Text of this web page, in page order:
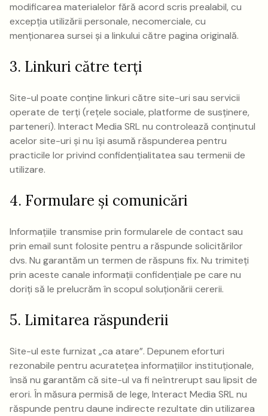
modificarea materialelor fără acord scris prealabil, cu
excepția utilizării personale, necomerciale, cu
menționarea sursei și a linkului către pagina originală.
3. Linkuri către terți
Site-ul poate conține linkuri către site-uri sau servicii
operate de terți (rețele sociale, platforme de susținere,
parteneri). Interact Media SRL nu controlează conținutul
acelor site-uri și nu își asumă răspunderea pentru
practicile lor privind confidențialitatea sau termenii de
utilizare.
4. Formulare și comunicări
Informațiile transmise prin formularele de contact sau
prin email sunt folosite pentru a răspunde solicitărilor
dvs. Nu garantăm un termen de răspuns fix. Nu trimiteți
prin aceste canale informații confidențiale pe care nu
doriți să le prelucrăm în scopul soluționării cererii.
5. Limitarea răspunderii
Site-ul este furnizat „ca atare”. Depunem eforturi
rezonabile pentru acuratețea informațiilor instituționale,
însă nu garantăm că site-ul va fi neîntrerupt sau lipsit de
erori. În măsura permisă de lege, Interact Media SRL nu
răspunde pentru daune indirecte rezultate din utilizarea